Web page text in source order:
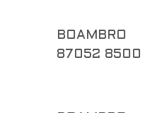
BOAMBRO
87052 8500